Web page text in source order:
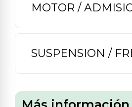
MOTOR /
SUSPENSION /